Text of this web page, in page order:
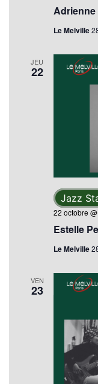
Adrienne
Le Melville
JEU
22
Estelle
22 octobre
Jazz
Le Melville
VEN
23